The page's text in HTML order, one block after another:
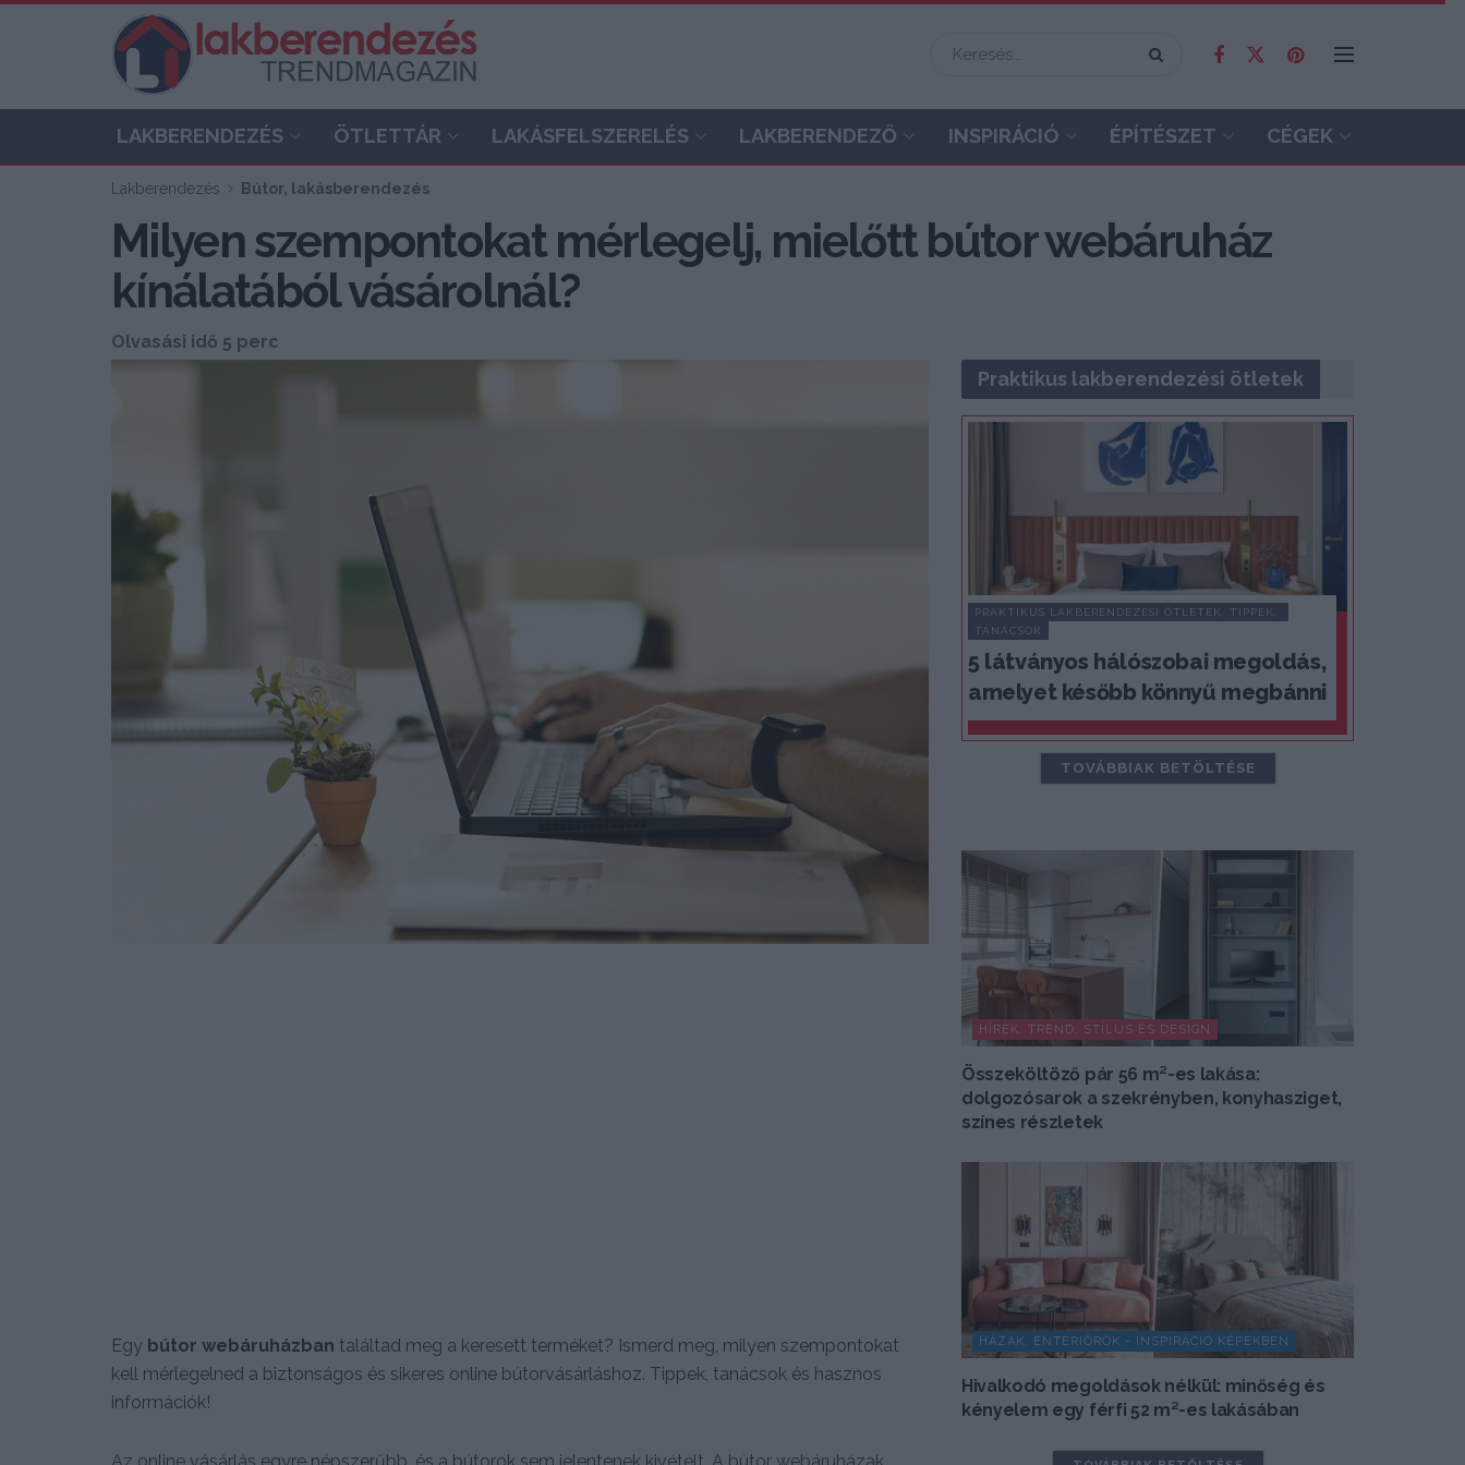
LAKBERENDEZÉS ÖTLETTÁR LAKÁSFELSZERELÉS LAKBERENDEZŐ INSPIRÁCIÓ ÉPÍTÉSZET CÉGEK
Lakberendezés Bútor, lakásberendezés
Milyen szempontokat mérlegelj, mielőtt bútor webáruház
kínálatából vásárolnál?
Olvasási idő 5 perc
Egy bútor webáruházban találtad meg a keresett terméket? Ismerd meg, milyen szempontokat
kell mérlegelned a biztonságos és sikeres online bútorvásárláshoz. Tippek, tanácsok és hasznos
információk!
Praktikus lakberendezési ötletek
PRAKTIKUS LAKBERENDEZÉSI ÖTLETEK, TIPPEK,
TANÁCSOK
5 látványos hálószobai megoldás,
amelyet később könnyű megbánni
TOVÁBBIAK BETÖLTÉSE
HÍREK, TREND, STÍLUS ÉS DESIGN
Összeköltöző pár 56 m²-es lakása:
dolgozósarok a szekrényben, konyhasziget,
színes részletek
HÁZAK, ENTERIŐRÖK - INSPIRÁCIÓ KÉPEKBEN
Hivalkodó megoldások nélkül: minőség és
kényelem egy férfi 52 m²-es lakásában